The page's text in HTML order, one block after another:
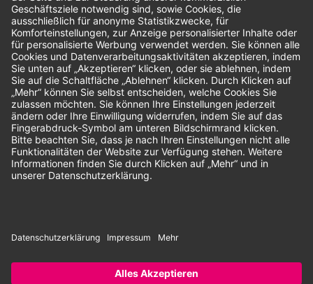
Unsere Zahlungsarten:
Rechnung SEPA-Lastschrift Vorkasse